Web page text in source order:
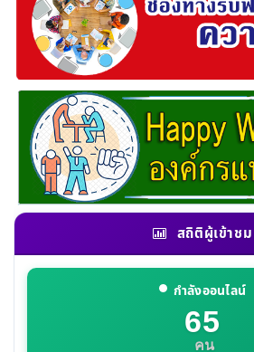
สถิติผู้เข้าชม
กำลังออนไลน์
65
คน